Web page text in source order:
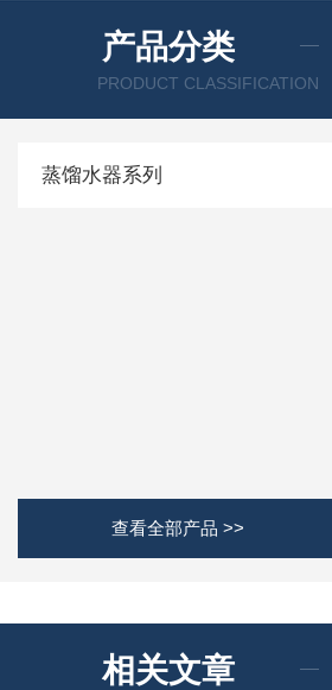
产品分类
PRODUCT CLASSIFICATION
蒸馏水器系列
查看全部产品 >>
相关文章